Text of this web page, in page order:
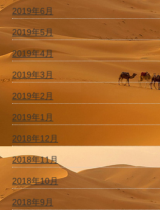
2019年6月
2019年5月
2019年4月
2019年3月
2019年2月
2019年1月
2018年12月
2018年11月
2018年10月
2018年9月